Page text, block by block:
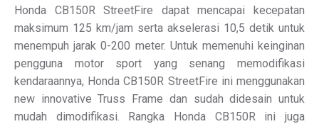
Honda CB150R StreetFire dapat mencapai kecepatan
maksimum 125 km/jam serta akselerasi 10,5 detik untuk
menempuh jarak 0-200 meter. Untuk memenuhi keinginan
pengguna motor sport yang senang memodifikasi
kendaraannya, Honda CB150R StreetFire ini menggunakan
new innovative Truss Frame dan sudah didesain untuk
mudah dimodifikasi. Rangka Honda CB150R ini juga